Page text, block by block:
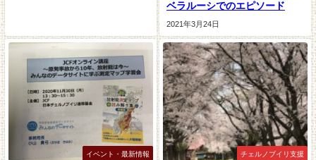
ベラルーシでのエピソード
2021年3月24日
イベント・最新情報 チェルノブイリ支援